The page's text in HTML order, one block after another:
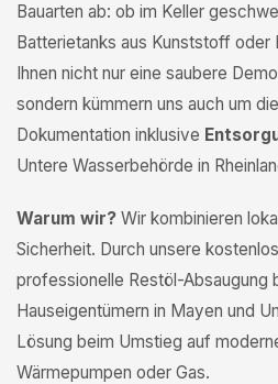
Bauarten ab: ob im Keller
Batterietanks aus Kunststoff oder
Ihnen nicht nur eine saubere
sondern kümmern uns auch um
Dokumentation inklusive
Untere Wasserbehörde in
Warum wir? Wir kombinieren
Sicherheit. Durch unsere
professionelle Restöl-Absaugung
Hauseigentümern in Mayen und
Lösung beim Umstieg auf
Wärmepumpen oder Gas.